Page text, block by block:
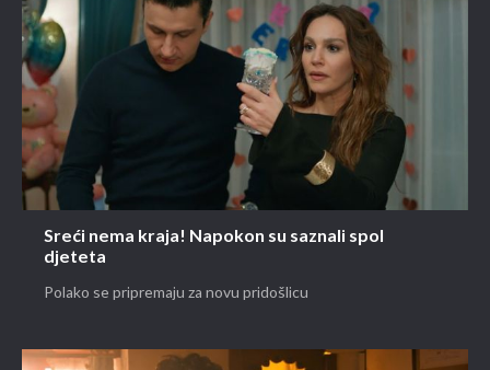
Sreći nema kraja! Napokon su saznali spol
djeteta
Polako se pripremaju za novu pridošlicu